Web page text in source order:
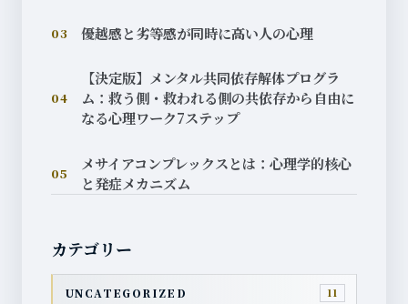
03 優越感と劣等感が同時に高い人の心理
04
【決定版】メンタル共同依存解体プログラ
ム：救う側・救われる側の共依存から自由に
なる心理ワーク7ステップ
05
メサイアコンプレックスとは：心理学的核心
と発症メカニズム
カテゴリー
UNCATEGORIZED 11